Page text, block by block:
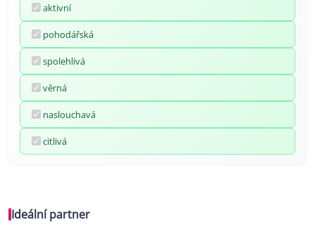
aktivní
pohodářská
spolehlivá
věrná
naslouchavá
citlivá
Ideální partner